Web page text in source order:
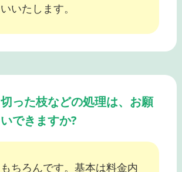
いいたします。
切った枝などの処理は、お願
いできますか?
もちろんです。基本は料金内